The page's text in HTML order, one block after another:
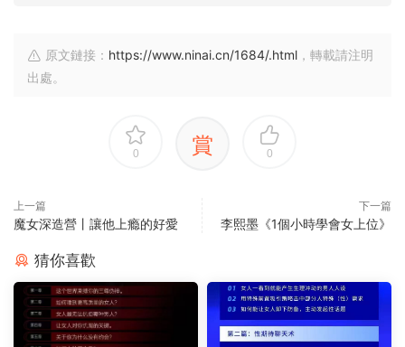
原文鏈接： https://www.ninai.cn/1684/.html ，轉載請注明
出處。
0 賞 0
上一篇
魔女深造營丨讓他上瘾的好愛
下一篇
李熙墨《1個小時學會女上位》
猜你喜歡